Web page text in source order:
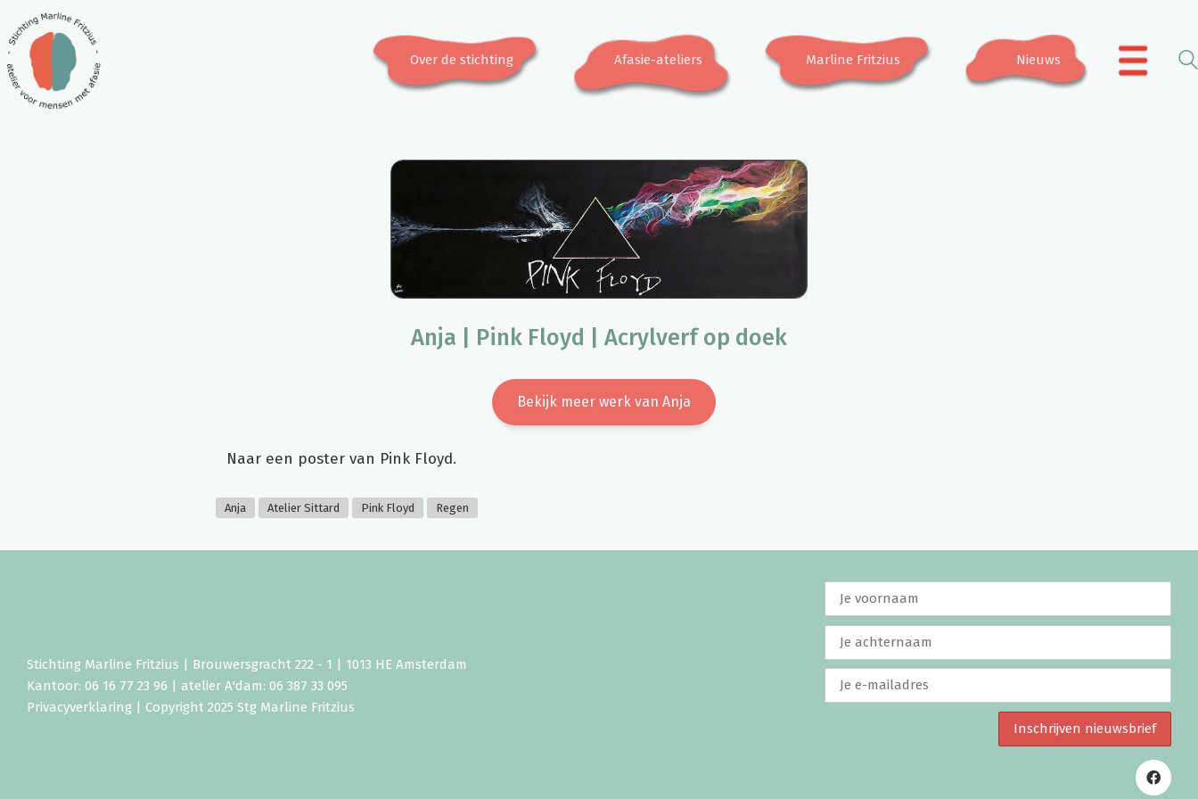
Over de stichting Afasie-ateliers Marline Fritzius Nieuws .
Anja | Pink Floyd | Acrylverf op doek
Bekijk meer werk van Anja
Naar een poster van Pink Floyd.
Anja Atelier Sittard Pink Floyd Regen
Stichting Marline Fritzius | Brouwersgracht 222 - 1 | 1013 HE Amsterdam
Kantoor: 06 16 77 23 96 | atelier A'dam: 06 387 33 095
Privacyverklaring | Copyright 2025 Stg Marline Fritzius